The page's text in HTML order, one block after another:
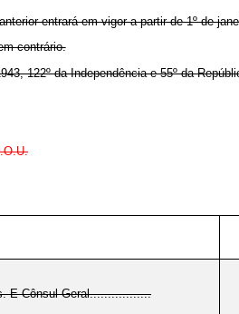
entrará em vigor a partir de 1º de
contrário.
122º da Independência e 55º da
E Cônsul Geral.................